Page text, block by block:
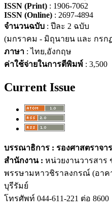
ISSN (Print) : 1906-7062
ISSN (Online) : 2697-4894
จำนวนฉบับ : ปีละ 2 ฉบับ
(มกราคม - มิถุนายน และ กรก
ภาษา : ไทย,อังกฤษ
ค่าใช้จ่ายในการตีพิมพ์ : 3,500
Current Issue
บรรณาธิการ : รองศาสตราจา
สำนักงาน : หน่วยงานวารสาร
พรรษามหาวชิราลงกรณ์ (อาค
บุรีรัมย์
โทรศัพท์ 044-611-221 ต่อ 8600